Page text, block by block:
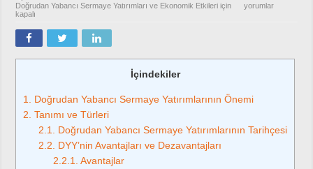
Doğrudan Yabancı Sermaye Yatırımları ve Ekonomik Etkileri için
yorumlar
kapalı
İçindekiler
1.
Doğrudan Yabancı Sermaye Yatırımlarının Önemi
2. Tanımı ve Türleri
2.1.
Doğrudan Yabancı Sermaye Yatırımlarının Tarihçesi
2.2.
DYY’nin Avantajları ve Dezavantajları
2.2.1.
Avantajlar